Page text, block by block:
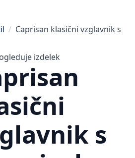
Caprisan klasični vzglavnik s
izdelek
s